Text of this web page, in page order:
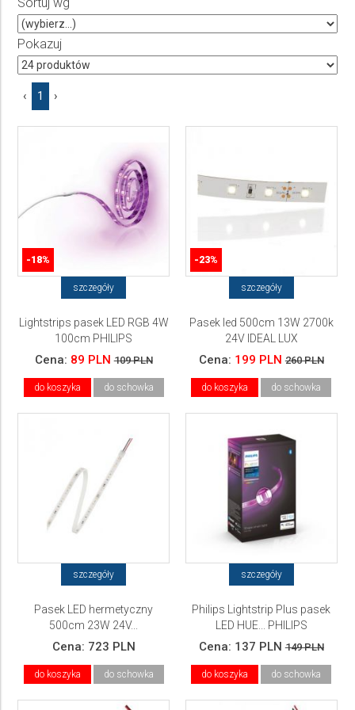
Producent
Wybierz producenta
Cena
Pokazuj
‹ 1 ›
-18%
szczegóły
Lightstrips pasek LED RGB 4W
100cm PHILIPS
Cena: 89 PLN 109 PLN
do koszyka do schowka
-23%
szczegóły
Pasek led 500cm 13W 2700k
24V IDEAL LUX
Cena: 199 PLN 260 PLN
do koszyka do schowka
szczegóły
Pasek LED hermetyczny
500cm 23W 24V...
Cena: 723 PLN
do koszyka do schowka
szczegóły
Philips Lightstrip Plus pasek
LED HUE... PHILIPS
Cena: 137 PLN 149 PLN
do koszyka do schowka